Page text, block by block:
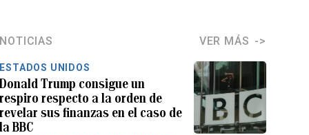
NOTICIAS VER MÁS
ESTADOS UNIDOS
Donald Trump consigue un
respiro respecto a la orden de
revelar sus finanzas en el caso de
la BBC